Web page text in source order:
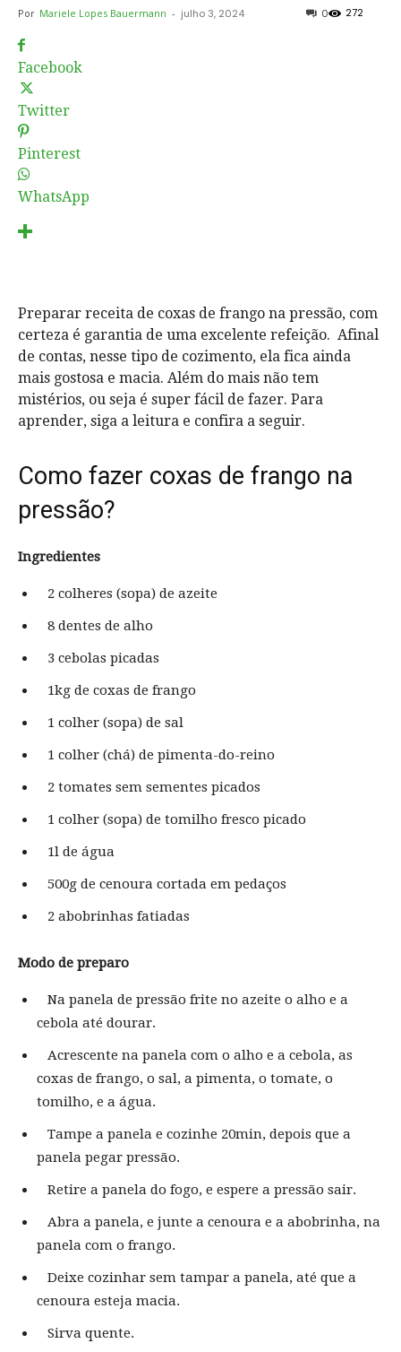
Por Mariele Lopes Bauermann - julho 3, 2024 272
0
Facebook
Twitter
Pinterest
WhatsApp
Preparar receita de coxas de frango na pressão, com
certeza é garantia de uma excelente refeição. Afinal
de contas, nesse tipo de cozimento, ela fica ainda
mais gostosa e macia. Além do mais não tem
mistérios, ou seja é super fácil de fazer. Para
aprender, siga a leitura e confira a seguir.
Como fazer coxas de frango na
pressão?
Ingredientes
2 colheres (sopa) de azeite
8 dentes de alho
3 cebolas picadas
1kg de coxas de frango
1 colher (sopa) de sal
1 colher (chá) de pimenta-do-reino
2 tomates sem sementes picados
1 colher (sopa) de tomilho fresco picado
1l de água
500g de cenoura cortada em pedaços
2 abobrinhas fatiadas
Modo de preparo
Na panela de pressão frite no azeite o alho e a
cebola até dourar.
Acrescente na panela com o alho e a cebola, as
coxas de frango, o sal, a pimenta, o tomate, o
tomilho, e a água.
Tampe a panela e cozinhe 20min, depois que a
panela pegar pressão.
Retire a panela do fogo, e espere a pressão sair.
Abra a panela, e junte a cenoura e a abobrinha, na
panela com o frango.
Deixe cozinhar sem tampar a panela, até que a
cenoura esteja macia.
Sirva quente.